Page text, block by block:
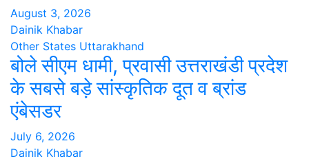
August 3, 2026
Dainik Khabar
Other States Uttarakhand
बोले सीएम धामी, प्रवासी उत्तराखंडी प्रदेश
के सबसे बड़े सांस्कृतिक दूत व ब्रांड
एंबेसडर
July 6, 2026
Dainik Khabar